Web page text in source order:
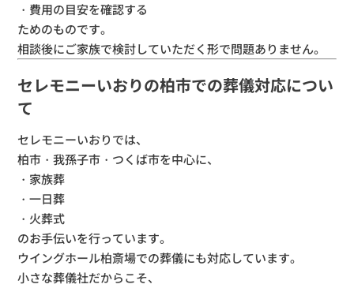
・費用の目安を確認する
ためのものです。
相談後にご家族で検討していただく形で問題ありません。
セレモニーいおりの柏市での葬儀対応につい
て
セレモニーいおりでは、
柏市・我孫子市・つくば市を中心に、
・家族葬
・一日葬
・火葬式
のお手伝いを行っています。
ウイングホール柏斎場での葬儀にも対応しています。
小さな葬儀社だからこそ、